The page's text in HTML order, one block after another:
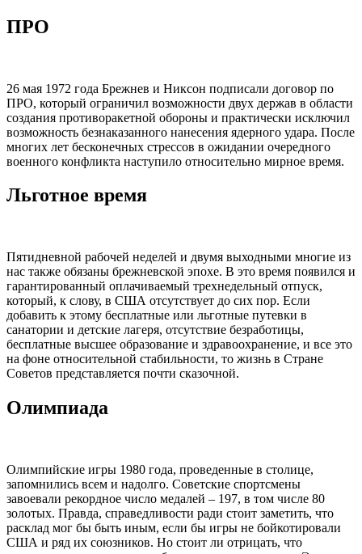
ПРО
26 мая 1972 года Брежнев и Никсон подписали договор по
ПРО, который ограничил возможности двух держав в области
создания противоракетной обороны и практически исключил
возможность безнаказанного нанесения ядерного удара. После
многих лет бесконечных стрессов в ожидании очередного
военного конфликта наступило относительно мирное время.
Льготное время
Пятидневной рабочей неделей и двумя выходными многие из
нас также обязаны брежневской эпохе. В это время появился и
гарантированный оплачиваемый трехнедельный отпуск,
который, к слову, в США отсутствует до сих пор. Если
добавить к этому бесплатные или льготные путевки в
санатории и детские лагеря, отсутствие безработицы,
бесплатные высшее образование и здравоохранение, и все это
на фоне относительной стабильности, то жизнь в Стране
Советов представляется почти сказочной.
Олимпиада
Олимпийские игры 1980 года, проведенные в столице,
запомнились всем и надолго. Советские спортсмены
завоевали рекордное число медалей – 197, в том числе 80
золотых. Правда, справедливости ради стоит заметить, что
расклад мог бы быть иным, если бы игры не бойкотировали
США и ряд их союзников. Но стоит ли отрицать, что